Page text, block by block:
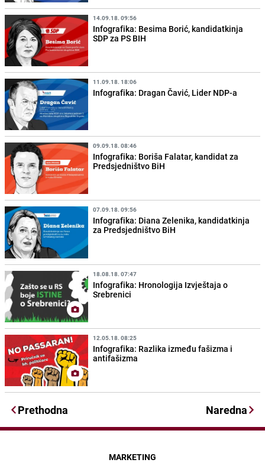
14.09.18. 09:56
Infografika: Besima Borić, kandidatkinja
SDP za PS BIH
11.09.18. 18:06
Infografika: Dragan Čavić, Lider NDP-a
09.09.18. 08:46
Infografika: Boriša Falatar, kandidat za
Predsjedništvo BiH
07.09.18. 09:56
Infografika: Diana Zelenika, kandidatkinja
za Predsjedništvo BiH
18.08.18. 07:47
Infografika: Hronologija Izvještaja o
Srebrenici
12.05.18. 08:25
Infografika: Razlika između fašizma i
antifašizma
Prethodna Naredna
MARKETING